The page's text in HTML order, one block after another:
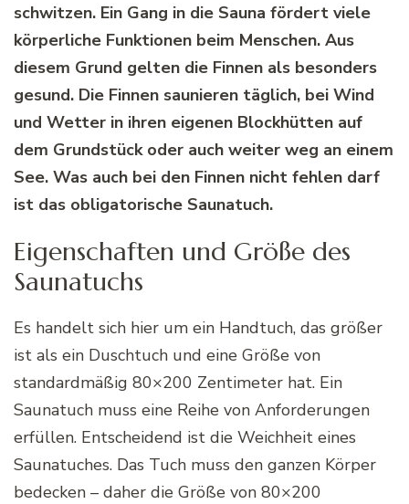
schwitzen. Ein Gang in die Sauna fördert viele
körperliche Funktionen beim Menschen. Aus
diesem Grund gelten die Finnen als besonders
gesund. Die Finnen saunieren täglich, bei Wind
und Wetter in ihren eigenen Blockhütten auf
dem Grundstück oder auch weiter weg an einem
See. Was auch bei den Finnen nicht fehlen darf
ist das obligatorische Saunatuch.
Eigenschaften und Größe des
Saunatuchs
Es handelt sich hier um ein Handtuch, das größer
ist als ein Duschtuch und eine Größe von
standardmäßig 80×200 Zentimeter hat. Ein
Saunatuch muss eine Reihe von Anforderungen
erfüllen. Entscheidend ist die Weichheit eines
Saunatuches. Das Tuch muss den ganzen Körper
bedecken – daher die Größe von 80×200